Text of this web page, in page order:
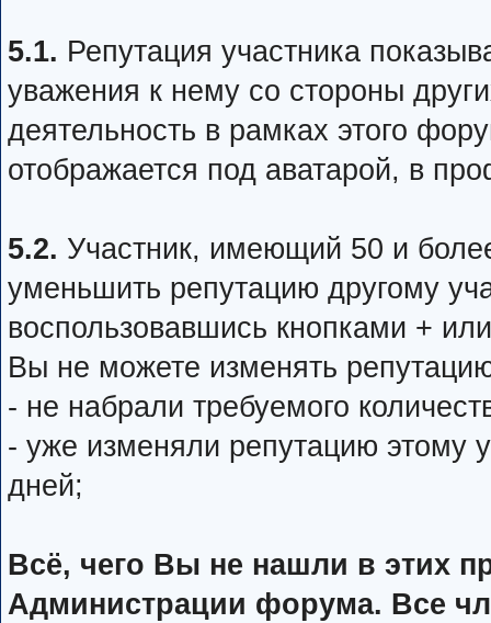
5.1. Репутация участника
уважения к нему со стороны
деятельность в рамках этого
отображается под аватарой, в
5.2. Участник, имеющий 50 и
уменьшить репутацию другому
воспользовавшись кнопками +
Вы не можете изменять
- не набрали требуемого
- уже изменяли репутацию этому
дней;
Всё, чего Вы не нашли в этих
Администрации форума. Все